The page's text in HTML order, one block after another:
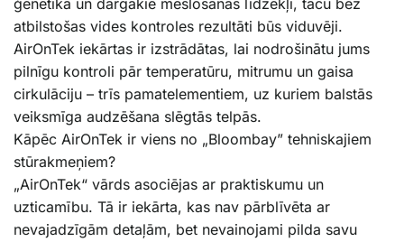
ģenētika un dārgākie mēslošanas līdzekļi, taču bez
atbilstošas vides kontroles rezultāti būs viduvēji.
AirOnTek iekārtas ir izstrādātas, lai nodrošinātu jums
pilnīgu kontroli pār temperatūru, mitrumu un gaisa
cirkulāciju – trīs pamatelementiem, uz kuriem balstās
veiksmīga audzēšana slēgtās telpās.
Kāpēc AirOnTek ir viens no „Bloombay” tehniskajiem
stūrakmeņiem?
„AirOnTek“ vārds asociējas ar praktiskumu un
uzticamību. Tā ir iekārta, kas nav pārblīvēta ar
nevajadzīgām detaļām, bet nevainojami pilda savu